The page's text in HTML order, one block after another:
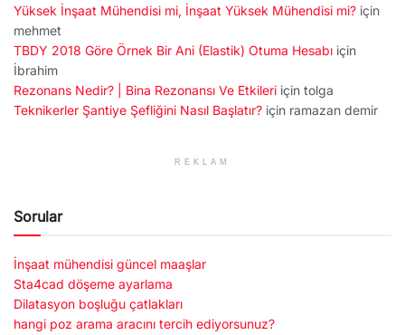
Yüksek İnşaat Mühendisi mi, İnşaat Yüksek Mühendisi mi? için
mehmet
TBDY 2018 Göre Örnek Bir Ani (Elastik) Otuma Hesabı için
İbrahim
Rezonans Nedir? | Bina Rezonansı Ve Etkileri için tolga
Teknikerler Şantiye Şefliğini Nasıl Başlatır? için ramazan demir
REKLAM
Sorular
İnşaat mühendisi güncel maaşlar
Sta4cad döşeme ayarlama
Dilatasyon boşluğu çatlakları
hangi poz arama aracını tercih ediyorsunuz?